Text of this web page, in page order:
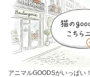
アニマルGOODSがいっぱい！